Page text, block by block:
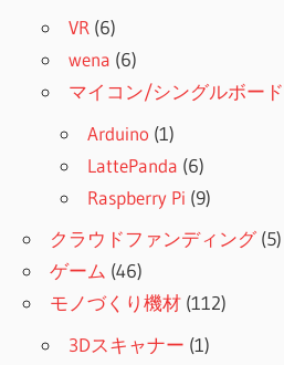
VR (6)
wena (6)
マイコン/シングルボード
Arduino (1)
LattePanda (6)
Raspberry Pi (9)
クラウドファンディング(5)
ゲーム (46)
モノづくり機材 (112)
3Dスキャナー (1)